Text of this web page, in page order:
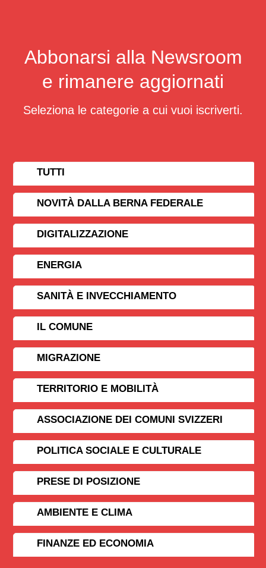
Abbonarsi alla Newsroom
e rimanere aggiornati
Seleziona le categorie a cui vuoi iscriverti.
TUTTI
NOVITÀ DALLA BERNA FEDERALE
DIGITALIZZAZIONE
ENERGIA
SANITÀ E INVECCHIAMENTO
IL COMUNE
MIGRAZIONE
TERRITORIO E MOBILITÀ
ASSOCIAZIONE DEI COMUNI SVIZZERI
POLITICA SOCIALE E CULTURALE
PRESE DI POSIZIONE
AMBIENTE E CLIMA
FINANZE ED ECONOMIA